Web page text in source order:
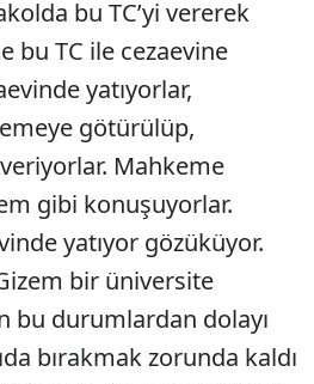
bu TC’yi vererek
bu TC ile cezaevine
yatıyorlar,
götürülüp,
Mahkeme
gibi konuşuyorlar.
yatıyor gözüküyor.
bir üniversite
bu durumlardan dolayı
bırakmak zorunda kaldı